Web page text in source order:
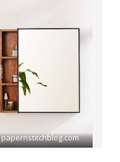
papernstitchblog.com